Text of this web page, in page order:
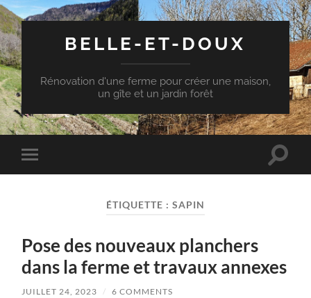
BELLE-ET-DOUX
Rénovation d'une ferme pour créer une maison,
un gîte et un jardin forêt
Toggle
mobile
Toggle
ÉTIQUETTE : SAPIN
Pose des nouveaux planchers
dans la ferme et travaux annexes
JUILLET 24, 2023 / 6 COMMENTS